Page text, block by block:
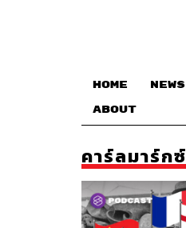
HOME NEWS
ABOUT
คาร์ลมาร์กซ์